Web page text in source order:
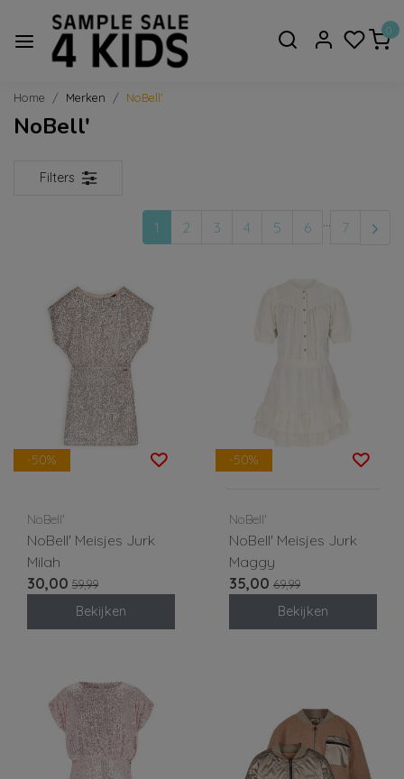
0
Home Merken NoBell'
NoBell'
Filters
1 2 3 4 5 6 ... 7
-50%
NoBell'
NoBell' Meisjes Jurk
Milah
30,00 59,99
Bekijken
-50%
NoBell'
NoBell' Meisjes Jurk
Maggy
35,00 69,99
Bekijken